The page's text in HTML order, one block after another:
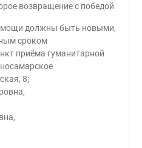
возвращение с победой
должны быть новыми,
сроком
приёма гуманитарной
8;